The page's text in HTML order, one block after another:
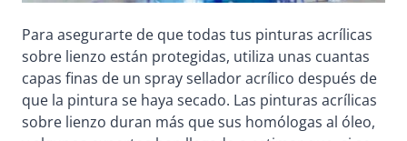
Para asegurarte de que todas tus pinturas acrílicas
sobre lienzo están protegidas, utiliza unas cuantas
capas finas de un spray sellador acrílico después de
que la pintura se haya secado. Las pinturas acrílicas
sobre lienzo duran más que sus homólogas al óleo,